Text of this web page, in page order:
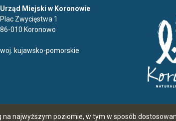
najwyższym poziomie, w tym w sposób
Urząd Miejski w Koronowie
Plac Zwycięstwa 1
86-010 Koronowo
woj. kujawsko-pomorskie